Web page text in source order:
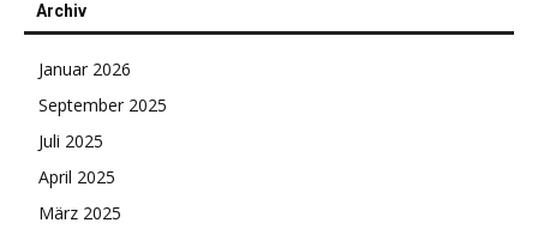
Archiv
Januar 2026
September 2025
Juli 2025
April 2025
März 2025